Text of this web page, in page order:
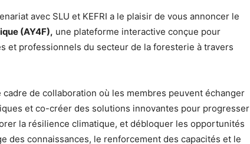
avec SLU et KEFRI a le plaisir de vous annoncer le
(AY4F), une plateforme interactive conçue pour
et professionnels du secteur de la foresterie à travers
de collaboration où les membres peuvent échanger
et co-créer des solutions innovantes pour progresser
la résilience climatique, et débloquer les opportunités
des connaissances, le renforcement des capacités et le